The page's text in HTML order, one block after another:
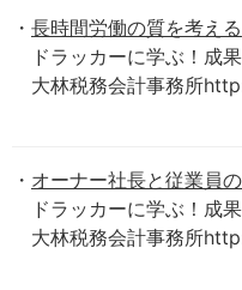
長時間労働の質を考える
ドラッカーに学ぶ！成
大林税務会計事務所
オーナー社長と従業員
ドラッカーに学ぶ！成
大林税務会計事務所